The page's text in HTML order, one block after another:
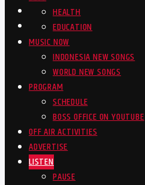
HEALTH
EDUCATION
MUSIC NOW
INDONESIA NEW SONGS
WORLD NEW SONGS
PROGRAM
SCHEDULE
BOSS OFFICE ON YOUTUBE
OFF AIR ACTIVITIES
ADVERTISE
LISTEN
PAUSE